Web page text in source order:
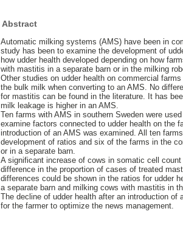
Abstract
Automatic milking systems (AMS) have been in
study has been to examine the development of
how udder health developed depending on how
with mastitis in a separate barn or in the milking
Other studies on udder health on commercial
the bulk milk when converting to an AMS. No
for mastitis can be found in the literature. It has
milk leakage is higher in an AMS.
Ten farms with AMS in southern Sweden were
examine factors connected to udder health on the
introduction of an AMS was examined. All ten
development of ratios and six of the farms in the
or in a separate barn.
A significant increase of cows in somatic cell
difference in the proportion of cases of treated
differences could be shown in the ratios for udder
a separate barn and milking cows with mastitis in
The decline of udder health after an introduction
for the farmer to optimize the news management.